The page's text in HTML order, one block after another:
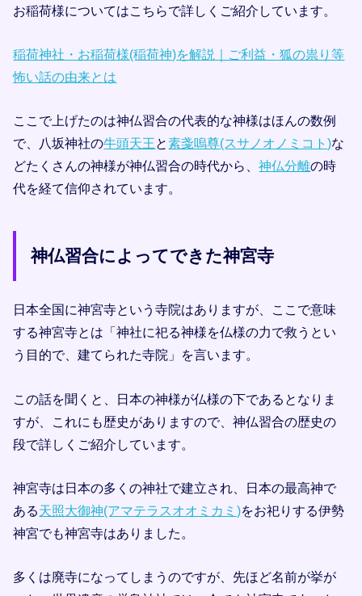
お稲荷様についてはこちらで詳しくご紹介しています。
稲荷神社・お稲荷様(稲荷神)を解説｜ご利益・狐の祟り等
怖い話の由来とは
ここで上げたのは神仏習合の代表的な神様はほんの数例
で、八坂神社の牛頭天王と素戔嗚尊(スサノオノミコト)な
どたくさんの神様が神仏習合の時代から、神仏分離の時
代を経て信仰されています。
神仏習合によってできた神宮寺
日本全国に神宮寺という寺院はありますが、ここで意味
する神宮寺とは「神社に祀る神様を仏様の力で救うとい
う目的で、建てられた寺院」を言います。
この話を聞くと、日本の神様が仏様の下であるとなりま
すが、これにも歴史がありますので、神仏習合の歴史の
段で詳しくご紹介しています。
神宮寺は日本の多くの神社で建立され、日本の最高神で
ある天照大御神(アマテラスオオミカミ)をお祀りする伊勢
神宮でも神宮寺はありました。
多くは廃寺になってしまうのですが、先ほど名前が挙が